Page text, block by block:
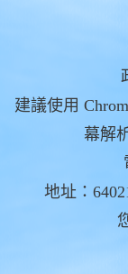
建議使用
幕解
地址：